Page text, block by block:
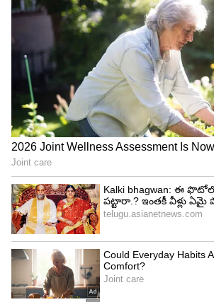
Related Articles
ఫ్యాన్ క్లీన్ చేయ‌డానికి కుస్తీలు ప‌డుతున్నారా.?
ఇదొక్క‌టి ఉంటే చాలు, మీ ప‌ని చాలా సులువు
అన్నీ ఉన్నాయన్న అహంకారాన్ని పటాపంచలు చేసే
పెట్టె.. ఈ కథ చదివితే ఆలోచన మారడం ఖాయం
3
5